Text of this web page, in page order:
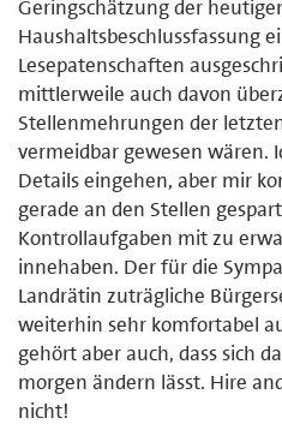
Geringschätzung der
Haushaltsbeschlussfassung
Lesepatenschaften
mittlerweile auch davon
Stellenmehrungen der
vermeidbar gewesen wären.
Details eingehen, aber mir
gerade an den Stellen
Kontrollaufgaben mit zu
innehaben. Der für die
Landrätin zuträgliche
weiterhin sehr komfortabel
gehört aber auch, dass sich
morgen ändern lässt. Hire
nicht!